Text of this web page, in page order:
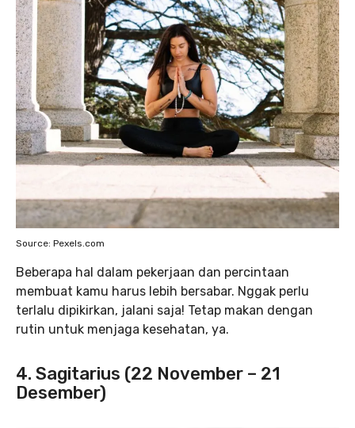
Source: Pexels.com
Beberapa hal dalam pekerjaan dan percintaan
membuat kamu harus lebih bersabar. Nggak perlu
terlalu dipikirkan, jalani saja! Tetap makan dengan
rutin untuk menjaga kesehatan, ya.
4. Sagitarius (22 November – 21
Desember)